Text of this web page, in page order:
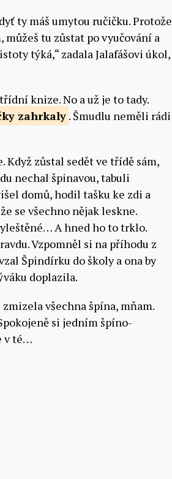
ty máš umytou ručičku. Protože
tu zůstat po vyučování a
týká,“ zadala Jalafášovi úkol,
knize. No a už je to tady.
zahrkaly . Šmudlu neměli rádi
Když zůstal sedět ve třídě sám,
nechal špinavou, tabuli
domů, hodil tašku ke zdi a
se všechno nějak leskne.
A hned ho to trklo.
Vzpomněl si na příhodu z
Špindírku do školy a ona by
doplazila.
všechna špína, mňam.
si jedním špíno-
v té…